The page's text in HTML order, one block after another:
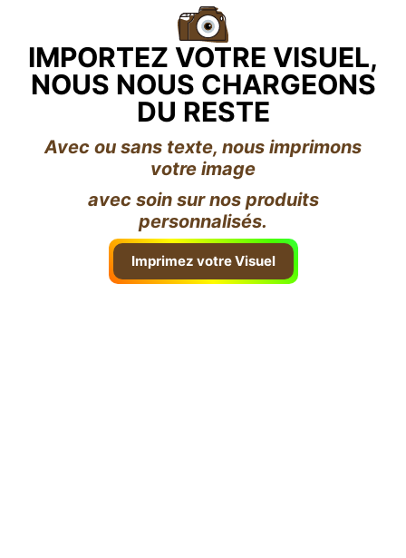
IMPORTEZ VOTRE VISUEL,
NOUS NOUS CHARGEONS
DU RESTE
Avec ou sans texte, nous imprimons
votre image
avec soin sur nos produits
personnalisés.
Imprimez votre Visuel